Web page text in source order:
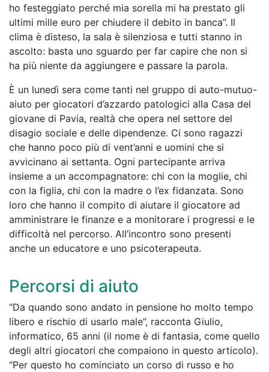
ho festeggiato perché mia sorella mi ha prestato gli
ultimi mille euro per chiudere il debito in banca”. Il
clima è disteso, la sala è silenziosa e tutti stanno in
ascolto: basta uno sguardo per far capire che non si
ha più niente da aggiungere e passare la parola.
È un lunedì sera come tanti nel gruppo di auto-mutuo-
aiuto per giocatori d’azzardo patologici alla Casa del
giovane di Pavia, realtà che opera nel settore del
disagio sociale e delle dipendenze. Ci sono ragazzi
che hanno poco più di vent’anni e uomini che si
avvicinano ai settanta. Ogni partecipante arriva
insieme a un accompagnatore: chi con la moglie, chi
con la figlia, chi con la madre o l’ex fidanzata. Sono
loro che hanno il compito di aiutare il giocatore ad
amministrare le finanze e a monitorare i progressi e le
difficoltà nel percorso. All’incontro sono presenti
anche un educatore e uno psicoterapeuta.
Percorsi di aiuto
“Da quando sono andato in pensione ho molto tempo
libero e rischio di usarlo male”, racconta Giulio,
informatico, 65 anni (il nome è di fantasia, come quello
degli altri giocatori che compaiono in questo articolo).
“Per questo ho cominciato un corso di russo e ho